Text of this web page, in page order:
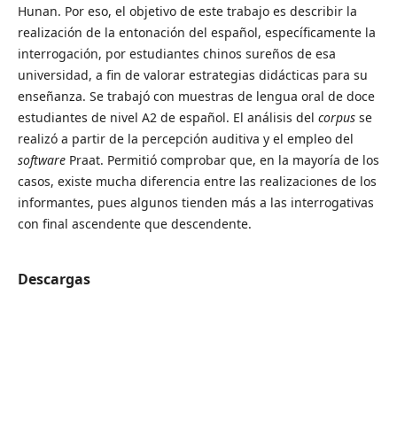
Hunan. Por eso, el objetivo de este trabajo es describir la
realización de la entonación del español, específicamente la
interrogación, por estudiantes chinos sureños de esa
universidad, a fin de valorar estrategias didácticas para su
enseñanza. Se trabajó con muestras de lengua oral de doce
estudiantes de nivel A2 de español. El análisis del corpusse
realizó a partir de la percepción auditiva y el empleo del
softwarePraat. Permitió comprobar que, en la mayoría de los
casos, existe mucha diferencia entre las realizaciones de los
informantes, pues algunos tienden más a las interrogativas
con final ascendente que descendente.
Descargas